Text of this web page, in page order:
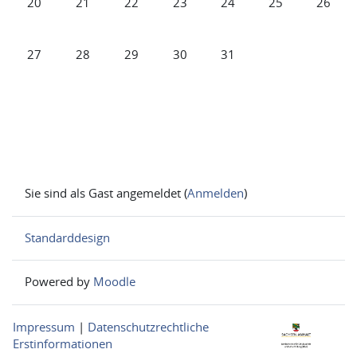
Keine Termine, Montag, 27. Juli
27 Keine Termine, Dienstag, 28. Juli
28 Keine Termine, Mittwoch, 29. Juli
29 Keine Termine, Donnerstag, 30.
30 Keine Termine, Freitag,
31
Sie sind als Gast angemeldet (Anmelden)
Standarddesign
Powered by Moodle
Impressum | Datenschutzrechtliche
Erstinformationen